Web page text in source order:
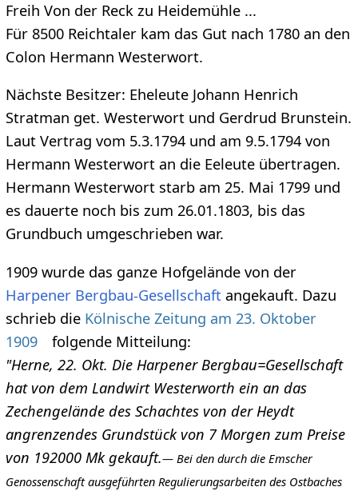
Freih Von der Reck zu Heidemühle ...
Für 8500 Reichtaler kam das Gut nach 1780 an den
Colon Hermann Westerwort.
Nächste Besitzer: Eheleute Johann Henrich
Stratman get. Westerwort und Gerdrud Brunstein.
Laut Vertrag vom 5.3.1794 und am 9.5.1794 von
Hermann Westerwort an die Eeleute übertragen.
Hermann Westerwort starb am 25. Mai 1799 und
es dauerte noch bis zum 26.01.1803, bis das
Grundbuch umgeschrieben war.
1909 wurde das ganze Hofgelände von der
Harpener Bergbau-Gesellschaft angekauft. Dazu
schrieb die Kölnische Zeitung am 23. Oktober
1909
folgende Mitteilung:
"Herne, 22. Okt. Die Harpener Bergbau=Gesellschaft
hat von dem Landwirt Westerworth ein an das
Zechengelände des Schachtes von der Heydt
angrenzendes Grundstück von 7 Morgen zum Preise
von 192000 Mk gekauft.— Bei den durch die Emscher
Genossenschaft ausgeführten Regulierungsarbeiten des Ostbaches